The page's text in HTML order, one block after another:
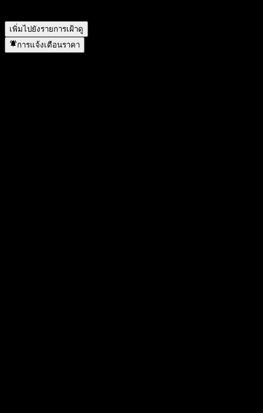
เพิ่มไปยังรายการเฝ้าดู
การแจ้งเตือนราคา